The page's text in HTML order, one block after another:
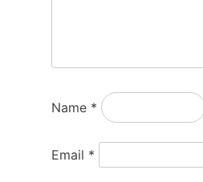
Name *
Email *